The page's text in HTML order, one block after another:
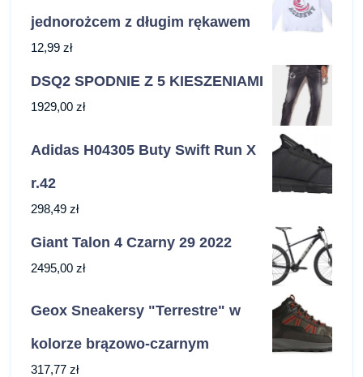
jednorożcem z długim rękawem
12,99 zł
DSQ2 SPODNIE Z 5 KIESZENIAMI
1929,00 zł
Adidas H04305 Buty Swift Run X
r.42
298,49 zł
Giant Talon 4 Czarny 29 2022
2495,00 zł
Geox Sneakersy "Terrestre" w
kolorze brązowo-czarnym
317,77 zł